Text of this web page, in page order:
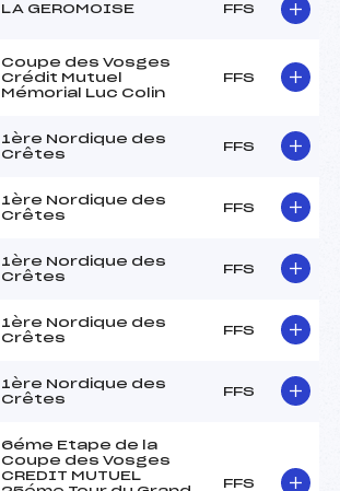
LA GEROMOISE FFS
Coupe des Vosges
Crédit Mutuel
Mémorial Luc Colin
FFS
1ère Nordique des
Crêtes
FFS
1ère Nordique des
Crêtes
FFS
1ère Nordique des
Crêtes
FFS
1ère Nordique des
Crêtes
FFS
1ère Nordique des
Crêtes
FFS
6éme Etape de la
Coupe des Vosges
CREDIT MUTUEL
FFS